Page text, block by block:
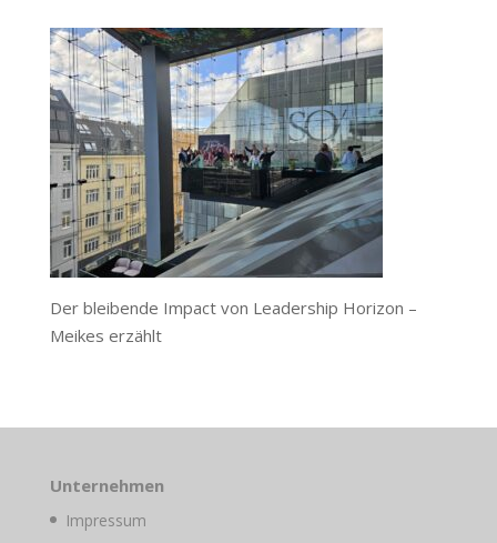
Der bleibende Impact von Leadership Horizon –
Meikes erzählt
Unternehmen
Impressum